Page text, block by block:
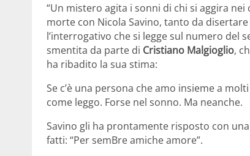
“Un mistero agita i sonni di chi si aggira
morte con Nicola Savino, tanto da disertare
l’interrogativo che si legge sul numero del
smentita da parte di Cristiano Malgioglio,
ha ribadito la sua stima:
Se c’è una persona che amo insieme a
come leggo. Forse nel sonno. Ma neanche.
Savino gli ha prontamente risposto con
fatti: “Per semBre amiche amore”.